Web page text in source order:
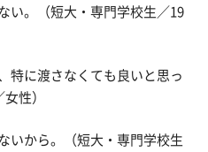
い。（短大・専門学校生／19
特に渡さなくても良いと思っ
性）
いから。（短大・専門学校生